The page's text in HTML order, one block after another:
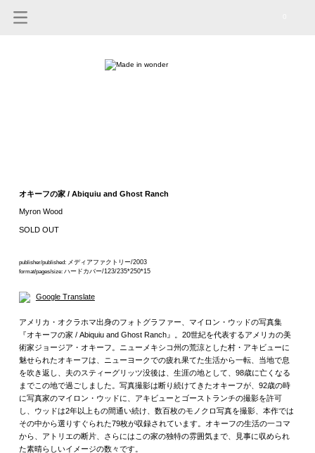
オキーフの家 / Abiquiu and Ghost Ranch
Myron Wood
SOLD OUT
publisher/published: メディアファクトリー/2003
format/pages/size: ハードカバー/123/235*250*15
Google Translate
アメリカ・オクラホマ出身のフォトグラファー、マイロン・ウッドの写真集
『オキーフの家 / Abiquiu and Ghost Ranch』。20世紀を代表するアメリカの美
術家ジョージア・オキーフ。ニューメキシコ州の荒涼とした村・アキビューに
魅せられたオキーフは、ニューヨークでの疲れ果てた生活から一転、当地で息
を吹き返し、夫のスティーグリッツ没後は、生涯の地として、98歳に亡くなる
までこの地で過ごしました。写真撮影は断り続けてきたオキーフが、92歳の時
に写真家のマイロン・ウッドに、アキビューとゴーストランチの撮影を許可
し、ウッドは2年以上もの間通い続け、数百枚のモノクロ写真を撮影、本作では
その中から選りすぐられた79枚が収録されています。オキーフの生活の一コマ
から、アトリエの断片、さらにはこの家の独特の雰囲気まで、見事に収められ
た素晴らしいイメージの数々です。